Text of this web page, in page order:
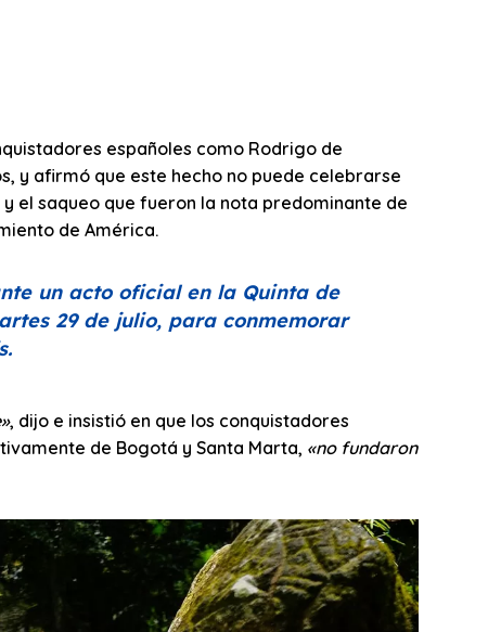
españoles como Rodrigo de
y afirmó que este hecho no puede celebrarse
el saqueo que fueron la nota predominante de
de América.
un acto oficial en la Quinta de
29 de julio, para conmemorar
, dijo e insistió en que los conquistadores
de Bogotá y Santa Marta, «no fundaron